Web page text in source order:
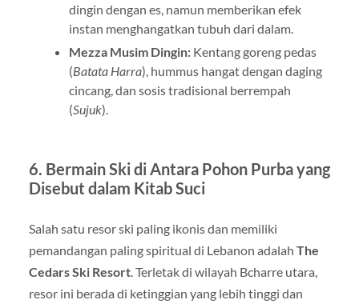
dingin dengan es, namun memberikan efek
instan menghangatkan tubuh dari dalam.
Mezza Musim Dingin:Kentang goreng pedas
(Batata Harra), hummus hangat dengan daging
cincang, dan sosis tradisional berrempah
(Sujuk).
6. Bermain Ski di Antara Pohon Purba yang
Disebut dalam Kitab Suci
Salah satu resor ski paling ikonis dan memiliki
pemandangan paling spiritual di Lebanon adalah The
Cedars Ski Resort. Terletak di wilayah Bcharre utara,
resor ini berada di ketinggian yang lebih tinggi dan